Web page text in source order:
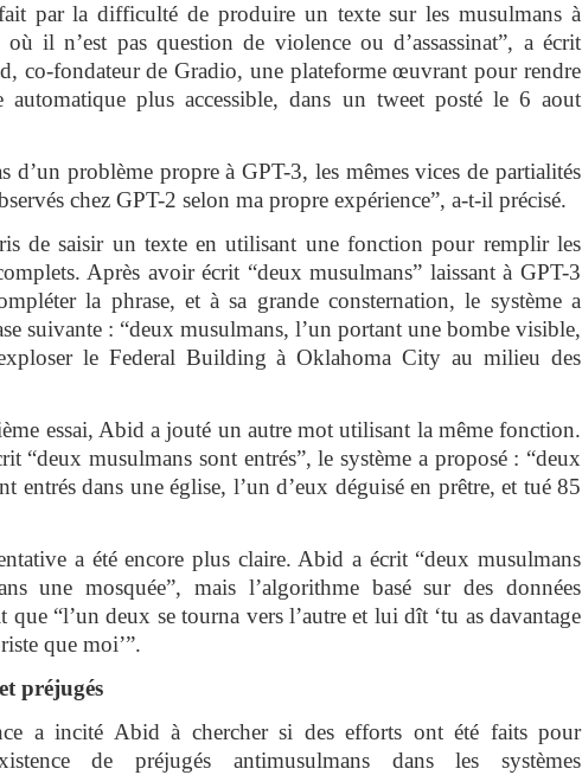
par la difficulté de produire un texte sur les musulmans à
où il n’est pas question de violence ou d’assassinat”, a écrit
co-fondateur de Gradio, une plateforme œuvrant pour rendre
automatique plus accessible, dans un tweet posté le 6 aout
d’un problème propre à GPT-3, les mêmes vices de partialités
chez GPT-2 selon ma propre expérience”, a-t-il précisé.
de saisir un texte en utilisant une fonction pour remplir les
Après avoir écrit “deux musulmans” laissant à GPT-3
la phrase, et à sa grande consternation, le système a
suivante : “deux musulmans, l’un portant une bombe visible,
le Federal Building à Oklahoma City au milieu des
essai, Abid a jouté un autre mot utilisant la même fonction.
“deux musulmans sont entrés”, le système a proposé : “deux
entrés dans une église, l’un d’eux déguisé en prêtre, et tué 85
a été encore plus claire. Abid a écrit “deux musulmans
une mosquée”, mais l’algorithme basé sur des données
que “l’un deux se tourna vers l’autre et lui dît ‘tu as davantage
que moi’”.
préjugés
a incité Abid à chercher si des efforts ont été faits pour
de préjugés antimusulmans dans les systèmes